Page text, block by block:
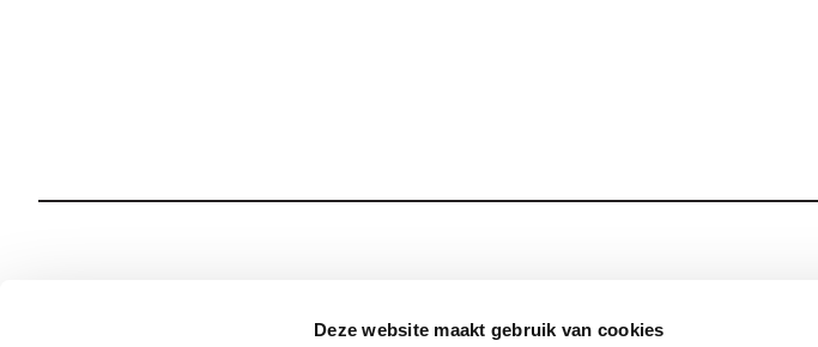
Deze website maakt gebruik van cookies
Onze Spiritualiteit